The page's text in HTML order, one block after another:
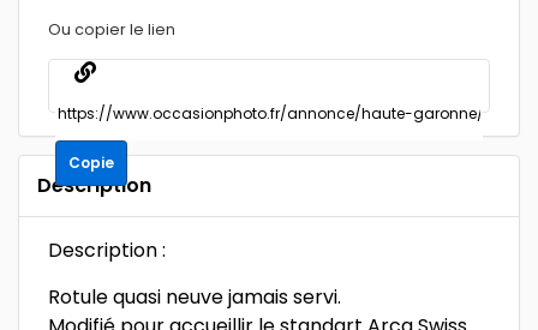
Ou copier le lien
Copie
Description
Description :
Rotule quasi neuve jamais servi.